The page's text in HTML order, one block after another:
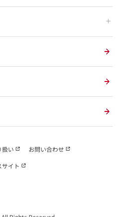
扱い
お問い合わせ
イト